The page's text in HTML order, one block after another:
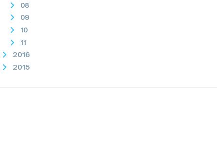
08
09
10
11
2016
2015